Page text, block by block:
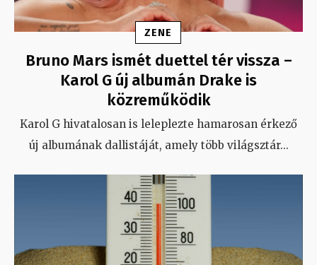
ZENE
Bruno Mars ismét duettel tér vissza –
Karol G új albumán Drake is
közreműködik
Karol G hivatalosan is leleplezte hamarosan érkező
új albumának dallistáját, amely több világsztár...